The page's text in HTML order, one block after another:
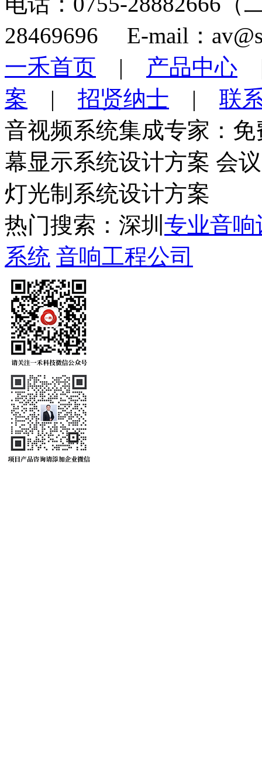
28469696 E-mail：
一禾首页 | 产品中心
案 | 招贤纳士 | 联
音视频系统集成专家：
幕显示系统设计方案 会
灯光制系统设计方案
热门搜索：深圳 专业音响
系统 音响工程公司